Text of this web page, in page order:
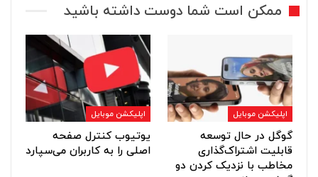
ممکن است شما دوست داشته باشید
اپلیکشن موبایل
گوگل در حال توسعه
قابلیت اشتراک‌گذاری
مخاطب با نزدیک کردن دو
اپلیکشن موبایل
یوتیوب کنترل صفحه
اصلی را به کاربران می‌سپارد